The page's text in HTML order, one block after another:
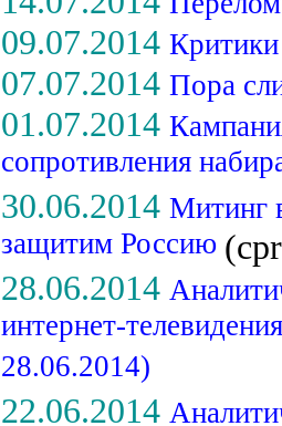
09.07.2014
07.07.2014 Пора
01.07.2014
сопротивления
30.06.2014 Митинг
защитим Россию
28.06.2014
интернет-
28.06.2014)
22.06.2014